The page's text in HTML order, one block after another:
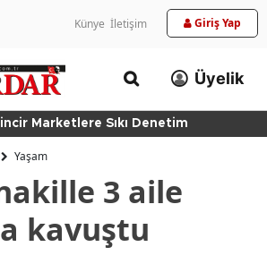
Künye İletişim Giriş Yap
Üyelik
Marketlere Sıkı Denetim
Yaşam
3 aile
kavuştu